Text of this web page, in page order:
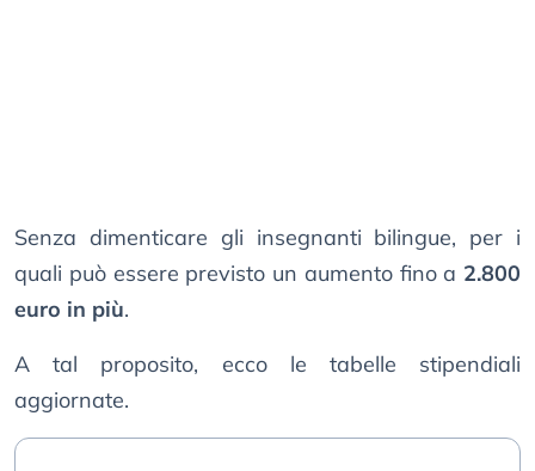
Senza dimenticare gli insegnanti bilingue, per i
quali può essere previsto un aumento fino a 2.800
euro in più.
A tal proposito, ecco le tabelle stipendiali
aggiornate.